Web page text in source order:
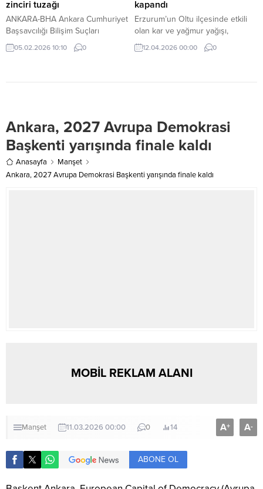
zinciri tuzağı
ANKARA-BHA Ankara Cumhuriyet
Başsavcılığı Bilişim Suçları
Soruşturma Bürosu
dosyalarından derlenen bilgilere
“İşimiz yasal, sadece vergi
ödememek için aracılık
yapıyorsun” gibi yalanlarla güven
telkin eden şahıslar, masum
gençleri farkında olmadan birer...
05.02.2026 10:10 0
kapandı
Erzurum’un Oltu ilçesinde etkili
olan kar ve yağmur yağışı,
heyelana yol açtı. Dün akşam
saatlerinde şiddetini artıran
12.04.2026 00:00 0
Ankara, 2027 Avrupa Demokrasi
Başkenti yarışında finale kaldı
Anasayfa
Manşet
Ankara, 2027 Avrupa Demokrasi Başkenti yarışında finale kaldı
MOBİL REKLAM ALANI
Manşet 11.03.2026 00:00 0 14 A+ A-
ABONE OL